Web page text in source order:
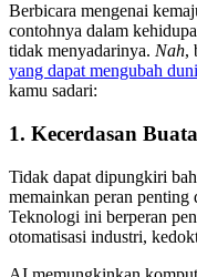
Berbicara mengenai
contohnya dalam
tidak menyadarinya. Nah,
yang dapat mengubah
kamu sadari:
1. Kecerdasan
Tidak dapat dipungkiri
memainkan peran penting
Teknologi ini berperan
otomatisasi industri,